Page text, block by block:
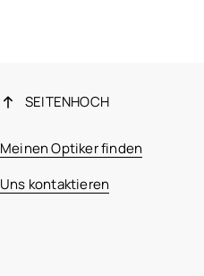
SEITENHOCH
Meinen Optiker finden
Uns kontaktieren